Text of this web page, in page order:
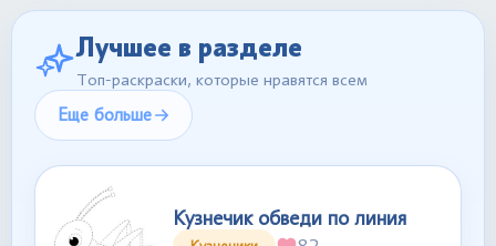
Лучшее в разделе
Топ-раскраски, которые нравятся всем
Еще больше
Кузнечик обведи по линия